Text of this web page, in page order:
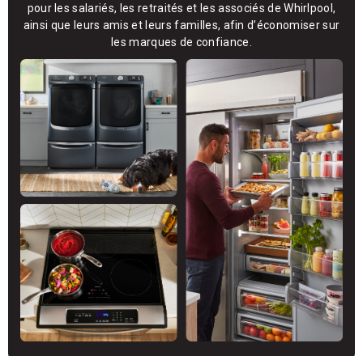
pour les salariés, les retraités et les associés de Whirlpool,
ainsi que leurs amis et leurs familles, afin d’économiser sur
les marques de confiance.